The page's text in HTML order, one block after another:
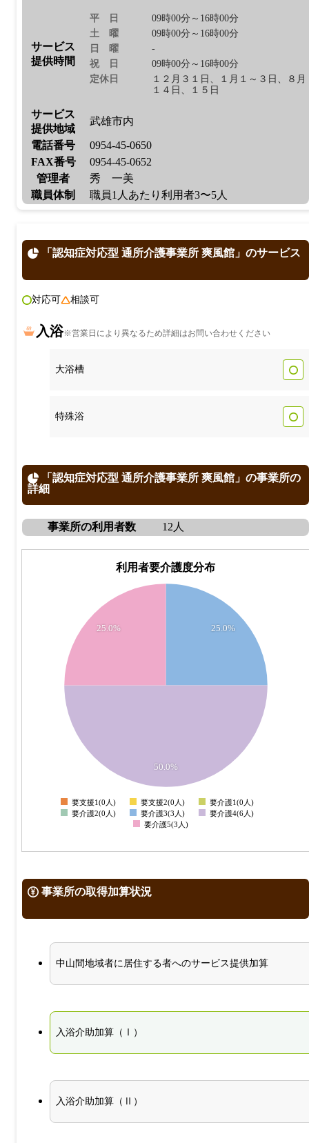
サービス
提供時間
平日
09時00分～16時00分
土曜
09時00分～16時00分
日曜
-
祝日
09時00分～16時00分
定休日
１２月３１日、１月１～３日、８月
１４日、１５日
サービス
提供地域
武雄市内
電話番号
0954-45-0650
FAX番号
0954-45-0652
管理者
秀 一美
職員体制
職員1人あたり利用者3〜5人
「認知症対応型 通所介護事業所 爽風館」のサービス
対応可 相談可
入浴※営業日により異なるため詳細はお問い合わせください
大浴槽
特殊浴
「認知症対応型 通所介護事業所 爽風館」の事業所の
詳細
事業所の利用者数 12人
利用者要介護度分布
25.0%
50.0%
25.0%
0
要支援1(0人) 要支援2(0人)
要介護1(0人)
要介護2(0人)
要介護3(3人)
要介護4(6人)
要介護5(3人)
事業所の取得加算状況
中山間地域者に居住する者へのサービス提供加算
入浴介助加算（Ⅰ）
入浴介助加算（Ⅱ）